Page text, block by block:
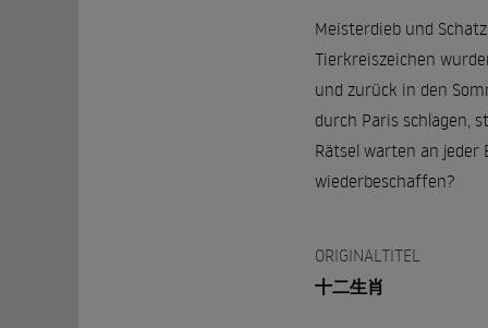
Meisterdieb und
Tierkreiszeichen
und zurück in den
durch Paris schlagen,
Rätsel warten an jeder
wiederbeschaffen?
ORIGINALTITEL
十二生肖